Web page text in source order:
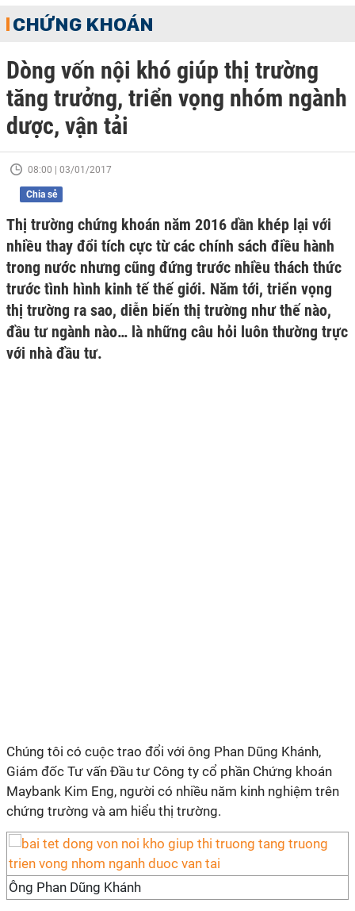
CHỨNG KHOÁN
Dòng vốn nội khó giúp thị trường
tăng trưởng, triển vọng nhóm ngành
dược, vận tải
08:00 | 03/01/2017
Chia sẻ
Thị trường chứng khoán năm 2016 dần khép lại với
nhiều thay đổi tích cực từ các chính sách điều hành
trong nước nhưng cũng đứng trước nhiều thách thức
trước tình hình kinh tế thế giới. Năm tới, triển vọng
thị trường ra sao, diễn biến thị trường như thế nào,
đầu tư ngành nào… là những câu hỏi luôn thường trực
với nhà đầu tư.
Chúng tôi có cuộc trao đổi với ông Phan Dũng Khánh,
Giám đốc Tư vấn Đầu tư Công ty cổ phần Chứng khoán
Maybank Kim Eng, người có nhiều năm kinh nghiệm trên
chứng trường và am hiểu thị trường.
Ông Phan Dũng Khánh